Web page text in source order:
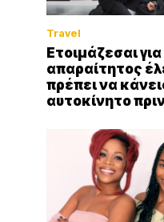
Travel
Ετοιμάζεσαι
απαραίτητος
πρέπει να
αυτοκίνητο